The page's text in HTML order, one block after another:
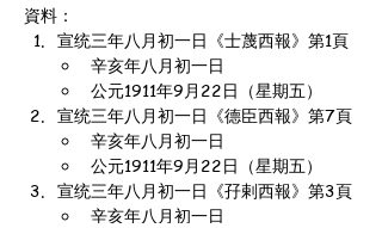
資料：
宣统三年八月初一日《士蔑西報》第1頁
辛亥年八月初一日
公元1911年9月22日（星期五）
宣统三年八月初一日《德臣西報》第7頁
辛亥年八月初一日
公元1911年9月22日（星期五）
宣统三年八月初一日《孖剌西報》第3頁
辛亥年八月初一日